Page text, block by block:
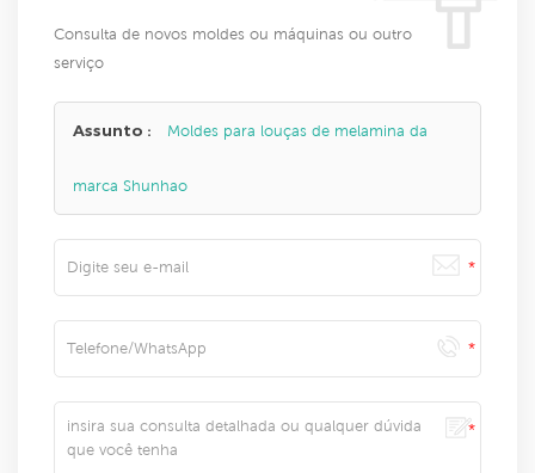
Consulta de novos moldes ou máquinas ou outro
serviço
Assunto : Moldes para louças de melamina da
marca Shunhao